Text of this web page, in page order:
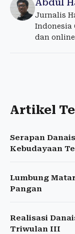
Abdul
Jurnalis
Indonesia
dan online
Artikel
Serapan
Kebudayaan
Lumbung
Pangan
Realisasi
Triwulan III